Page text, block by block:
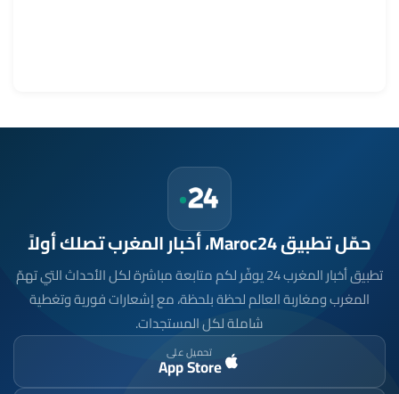
حمّل تطبيق Maroc24، أخبار المغرب تصلك أولاً
تطبيق أخبار المغرب 24 يوفّر لكم متابعة مباشرة لكل الأحداث التي تهمّ
المغرب ومغاربة العالم لحظة بلحظة، مع إشعارات فورية وتغطية
شاملة لكل المستجدات.
تحميل على
App Store